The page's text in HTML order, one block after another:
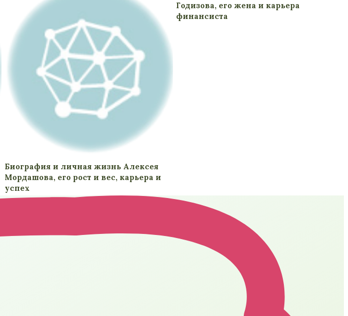
Биография и личная жизнь Алексея
Мордашова, его рост и вес, карьера и
успех
Годизова, его жена и карьера
финансиста